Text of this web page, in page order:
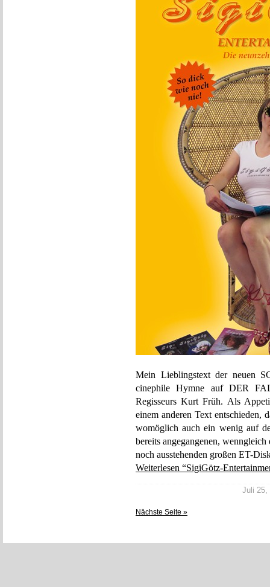
Mein Lieblingstext der neuen
cinephile Hymne auf DER
Regisseurs Kurt Früh. Als
einem anderen Text entschieden,
womöglich auch ein wenig auf
bereits angegangenen,
noch ausstehenden großen ET-
Weiterlesen “SigiGötz-
Juli 25,
Nächste Seite »